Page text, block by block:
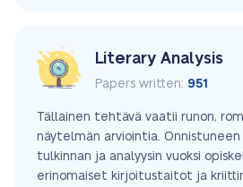
Literary Analysis
Papers written: 951
Tällainen tehtävä vaatii runon,
näytelmän arviointia.
tulkinnan ja analyysin vuoksi
erinomaiset kirjoitustaitot ja